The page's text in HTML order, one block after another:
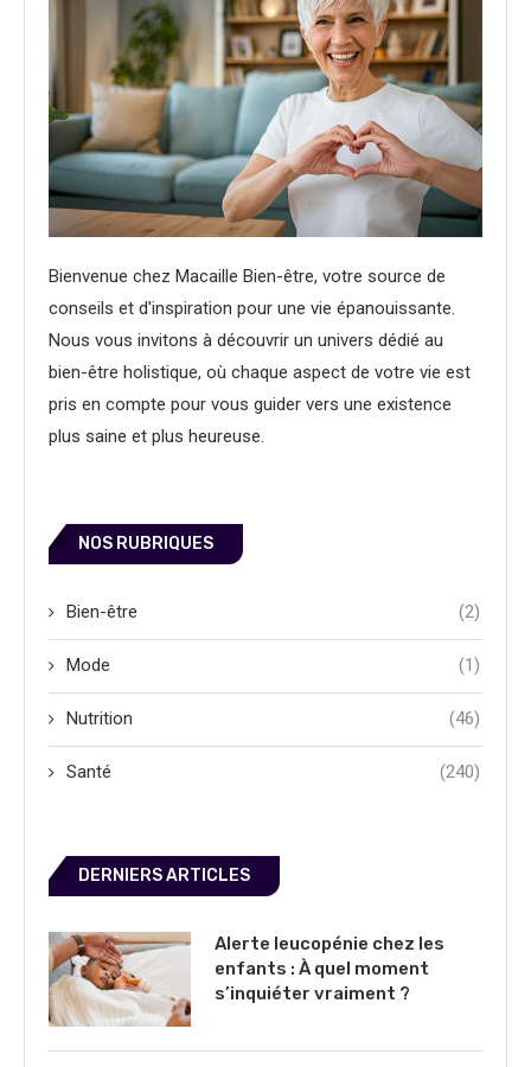
Bienvenue chez Macaille Bien-être, votre source de
conseils et d'inspiration pour une vie épanouissante.
Nous vous invitons à découvrir un univers dédié au
bien-être holistique, où chaque aspect de votre vie est
pris en compte pour vous guider vers une existence
plus saine et plus heureuse.
NOS RUBRIQUES
Bien-être (2)
Mode (1)
Nutrition (46)
Santé (240)
DERNIERS ARTICLES
Alerte leucopénie chez les
enfants : À quel moment
s’inquiéter vraiment ?